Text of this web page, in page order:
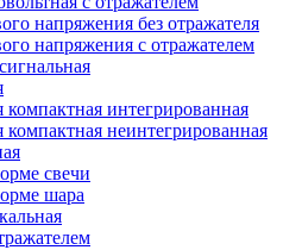
напряжения без отражателя
напряжения с отражателем
интегрированная
неинтегрированная
свечи
шара